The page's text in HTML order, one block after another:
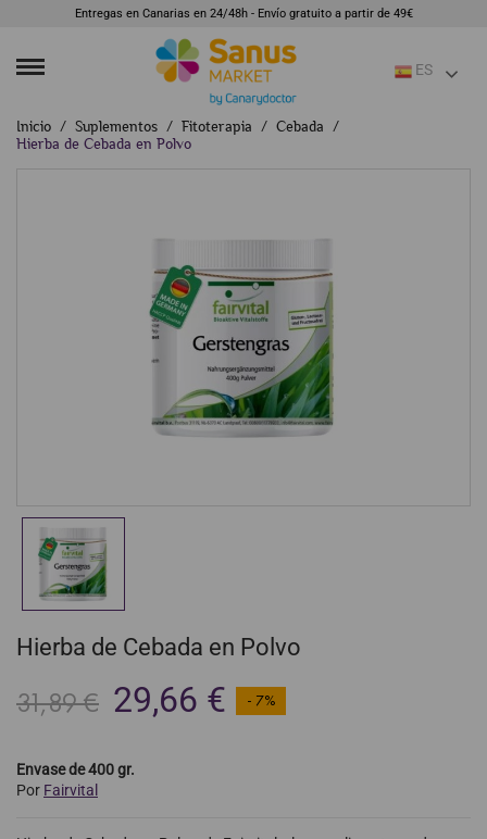
Entregas en Canarias en 24/48h - Envío gratuito a partir de 49€
ES
Inicio Suplementos Fitoterapia
Cebada
Hierba de Cebada en Polvo
Hierba de Cebada en Polvo
31,89 € 29,66 € - 7%
Envase de 400 gr.
Por Fairvital